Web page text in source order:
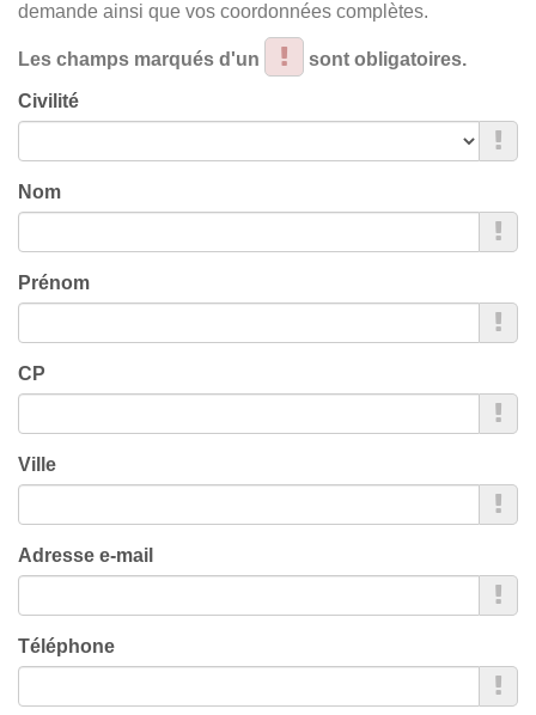
demande ainsi que vos coordonnées complètes.
Les champs marqués d'un sont obligatoires.
Civilité
Nom
Prénom
CP
Ville
Adresse e-mail
Téléphone